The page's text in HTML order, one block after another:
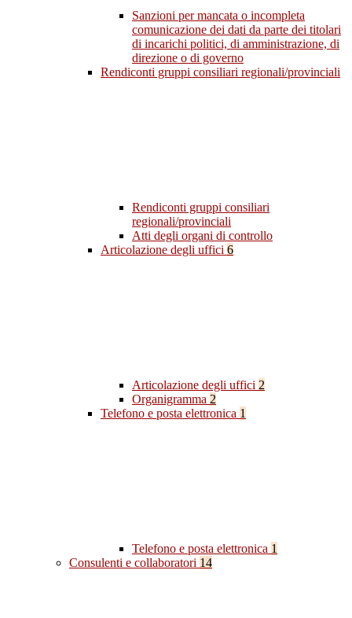
Sanzioni per mancata o incompleta
comunicazione dei dati da parte dei titolari
di incarichi politici, di amministrazione, di
direzione o di governo
Rendiconti gruppi consiliari regionali/provinciali
Rendiconti gruppi consiliari
regionali/provinciali
Atti degli organi di controllo
Articolazione degli uffici 6
Articolazione degli uffici 2
Organigramma 2
Telefono e posta elettronica 1
Telefono e posta elettronica 1
Consulenti e collaboratori 14